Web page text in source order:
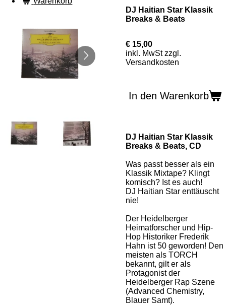
DJ Haitian Star Klassik
Breaks & Beats
€ 15,00
inkl. MwSt zzgl.
Versandkosten
In den Warenkorb
DJ Haitian Star Klassik
Breaks & Beats, CD
Was passt besser als ein
Klassik Mixtape? Klingt
komisch? Ist es auch!
DJ Haitian Star enttäuscht
nie!
Der Heidelberger
Heimatforscher und Hip-
Hop Historiker Frederik
Hahn ist 50 geworden! Den
meisten als TORCH
bekannt, gilt er als
Protagonist der
Heidelberger Rap Szene
(Advanced Chemistry,
Blauer Samt).